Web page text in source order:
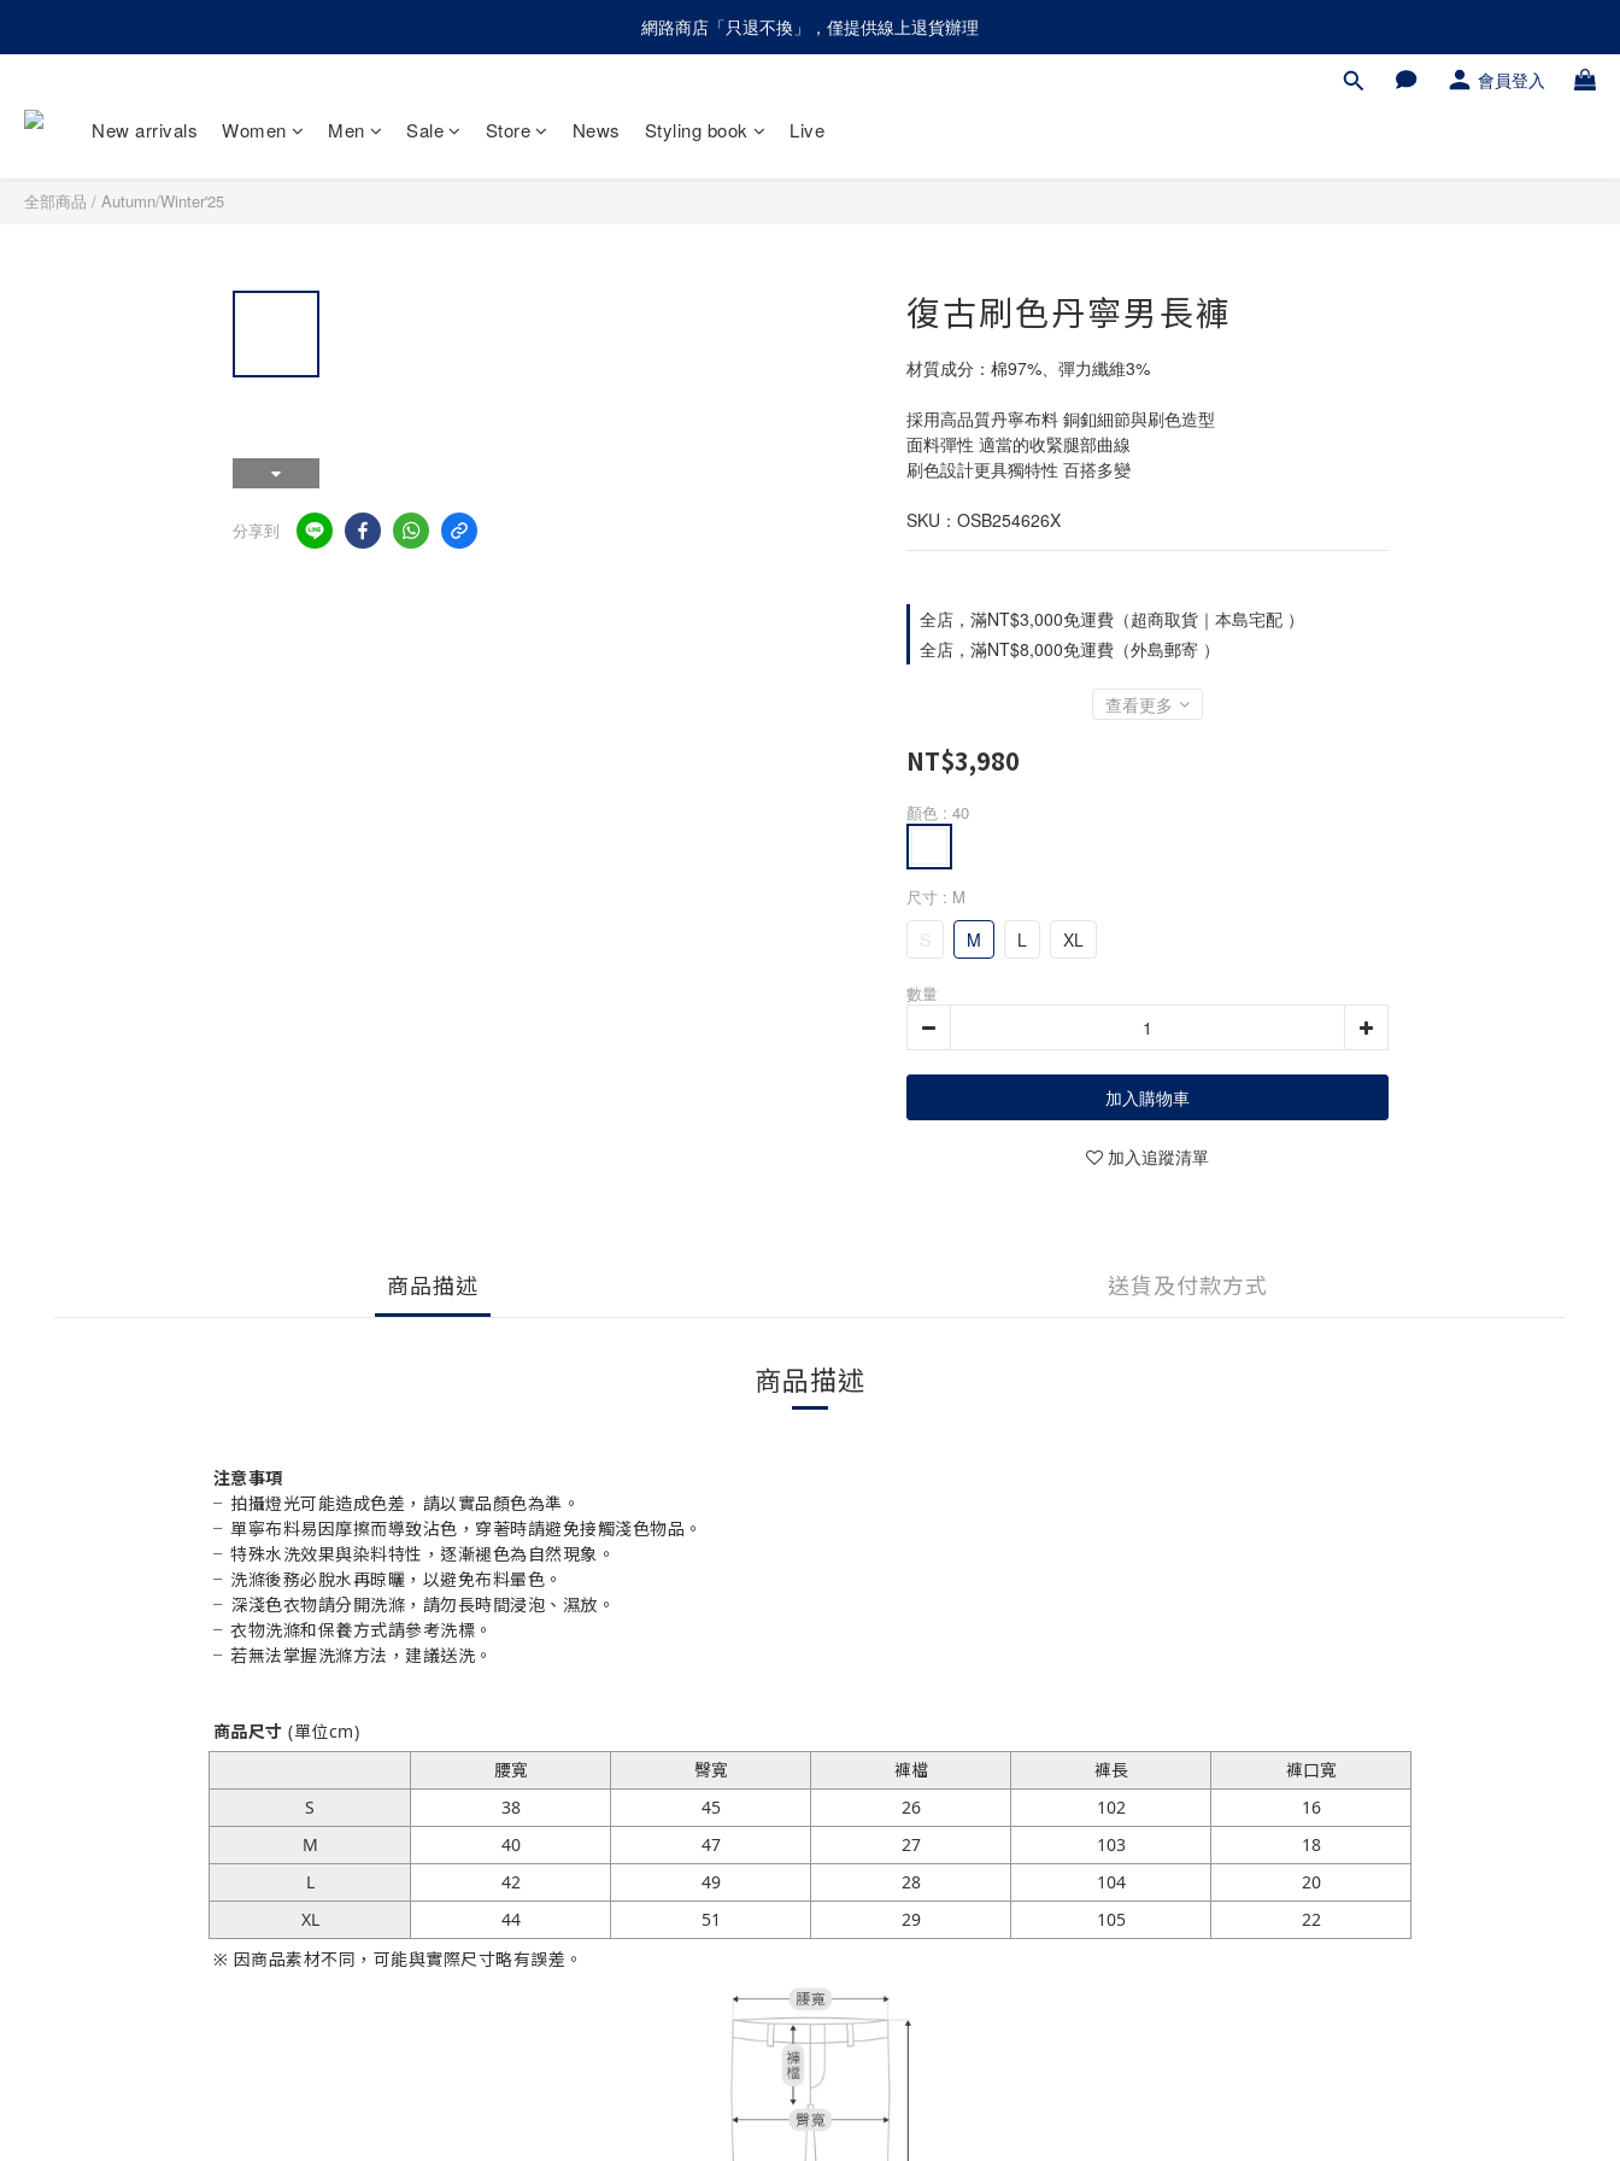
網路商店「只退不換」，僅提供線上退貨辦理
網路商店「只退不換」，僅提供線上退貨辦理
網路商店「只退不換」，僅提供線上退貨辦理
會員登入
New arrivals Women Men Sale Store News Styling book Live
全部商品 / Autumn/Winter'25
分享到
復古刷色丹寧男長褲
材質成分：棉97%、彈力纖維3%
採用高品質丹寧布料 銅釦細節與刷色造型
面料彈性 適當的收緊腿部曲線
刷色設計更具獨特性 百搭多變
SKU：OSB254626X
全店，滿NT$3,000免運費（超商取貨｜本島宅配 ）
全店，滿NT$8,000免運費（外島郵寄 ）
查看更多
NT$3,980
顏色 : 40
尺寸 : M
S M L XL
數量
加入購物車
加入追蹤清單
商品描述 送貨及付款方式
商品描述
注意事項
╴拍攝燈光可能造成色差，請以實品顏色為準。
╴ 單寧布料易因摩擦而導致沾色，穿著時請避免接觸淺色物品。
╴特殊水洗效果與染料特性，逐漸褪色為自然現象。
╴ 洗滌後務必脫水再晾曬，以避免布料暈色。
╴ 深淺色衣物請分開洗滌， 請勿長時間浸泡、濕放。
╴ 衣物洗滌和保養方式請參考洗標。
╴ 若無法掌握洗滌方法，建議送洗。
商品尺寸 (單位cm)
腰寬
臀寬 褲檔 褲長
褲口寬
S
38 45 26 102
16
M
40 47 27 103
18
L
42 49 28 104
20
XL
44 51 29 105
22
※ 因商品素材不同，可能與實際尺寸略有誤差。